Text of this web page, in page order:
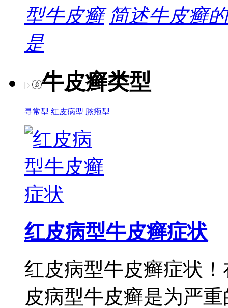
型牛皮癣 简述牛皮癣
是
牛皮癣类型
寻常型 红皮病型 脓疱型
红皮病型牛皮癣症状
红皮病型牛皮癣症状
皮病型牛皮癣是为严